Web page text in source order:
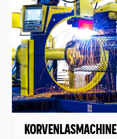
KORVENLASMACHINE